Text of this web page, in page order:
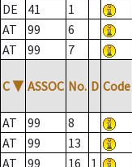
DE
41 1
AT
99 6
AT
99 7
C ▼ ASSOC No. D Code
AT 99 8
AT
99 13
AT
99 16 1